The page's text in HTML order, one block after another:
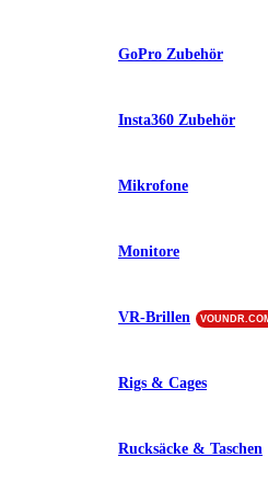
GoPro Zubehör
Insta360 Zubehör
Mikrofone
Monitore
VR-Brillen
Rigs & Cages
Rucksäcke & Taschen